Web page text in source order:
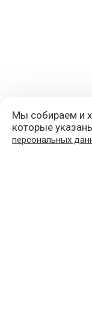
+7 (977)
Мы собираем и
которые
персональных